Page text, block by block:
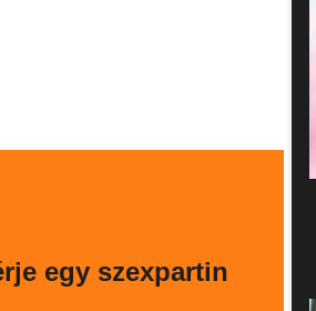
egy szexpartin